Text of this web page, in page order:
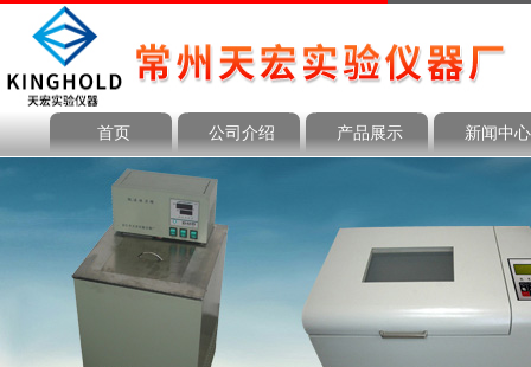
首页 公司介绍 产品展示 新闻中心